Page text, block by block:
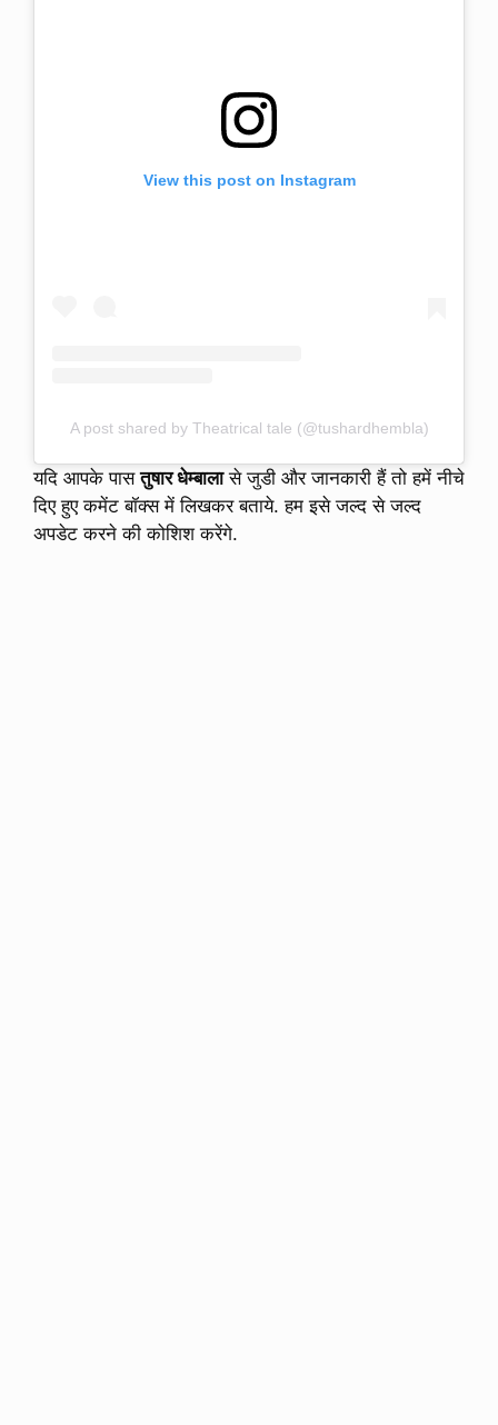
View this post on Instagram
A post shared by Theatrical tale (@tushardhembla)
यदि आपके पासतुषार धेम्बालासे जुडी और जानकारी हैं तो हमें नीचे
दिए हुए कमेंट बॉक्स में लिखकर बताये. हम इसे जल्द से जल्द
अपडेट करने की कोशिश करेंगे.